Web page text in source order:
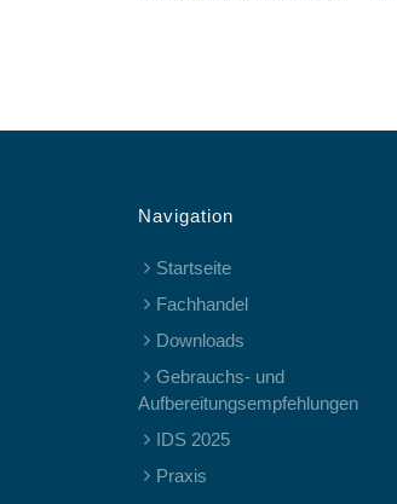
Navigation
Startseite
Fachhandel
Downloads
Gebrauchs- und
Aufbereitungsempfehlungen
IDS 2025
Praxis